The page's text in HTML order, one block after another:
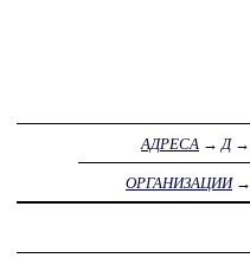
АДРЕСА → Д→
ОРГАНИЗАЦИИ→